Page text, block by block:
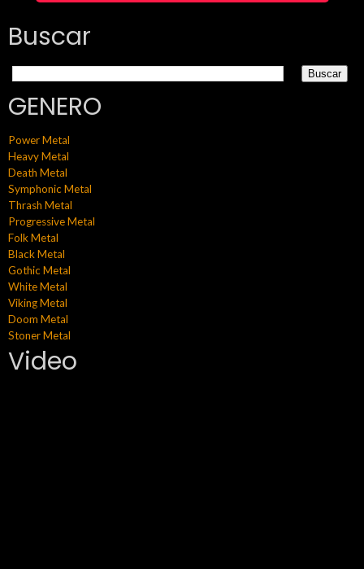
Buscar
GENERO
Power Metal
Heavy Metal
Death Metal
Symphonic Metal
Thrash Metal
Progressive Metal
Folk Metal
Black Metal
Gothic Metal
White Metal
Viking Metal
Doom Metal
Stoner Metal
Video